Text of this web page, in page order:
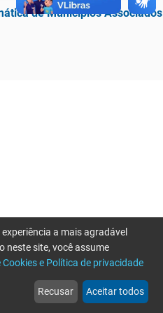
de Municípios Associados
web
Notícias
more_horiz
Mais
a mais agradável
neste site, você assume
Cookies e Política de privacidade
Recusar Aceitar todos
favor tente novamente